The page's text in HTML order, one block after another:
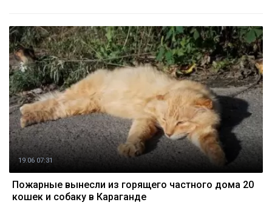
19.06 07:31
Пожарные вынесли из горящего частного дома 20
кошек и собаку в Караганде